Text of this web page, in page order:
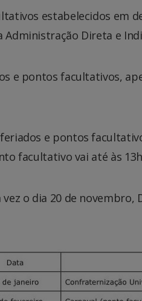
estabelecidos em
Administração Direta e
e pontos facultativos,
e pontos
facultativo vai até às
o dia 20 de novembro,